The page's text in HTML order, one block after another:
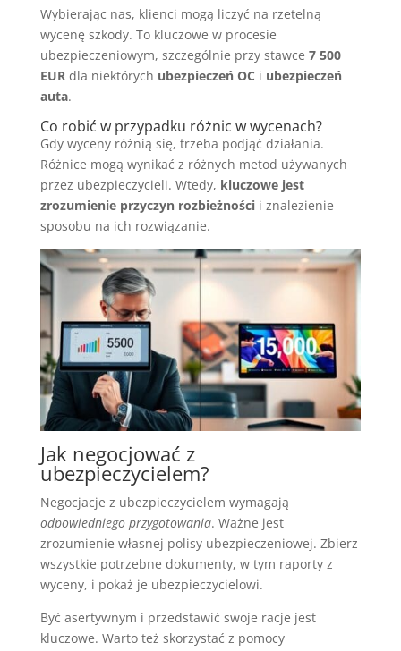
Wybierając nas, klienci mogą liczyć na rzetelną
wycenę szkody. To kluczowe w procesie
ubezpieczeniowym, szczególnie przy stawce 7 500
EURdla niektórych ubezpieczeń OC i ubezpieczeń
auta.
Co robić w przypadku różnic w wycenach?
Gdy wyceny różnią się, trzeba podjąć działania.
Różnice mogą wynikać z różnych metod używanych
przez ubezpieczycieli. Wtedy, kluczowe jest
zrozumienie przyczyn rozbieżnościi znalezienie
sposobu na ich rozwiązanie.
Jak negocjować z
ubezpieczycielem?
Negocjacje z ubezpieczycielem wymagają
odpowiedniego przygotowania. Ważne jest
zrozumienie własnej polisy ubezpieczeniowej. Zbierz
wszystkie potrzebne dokumenty, w tym raporty z
wyceny, i pokaż je ubezpieczycielowi.
Być asertywnym i przedstawić swoje racje jest
kluczowe. Warto też skorzystać z pomocy